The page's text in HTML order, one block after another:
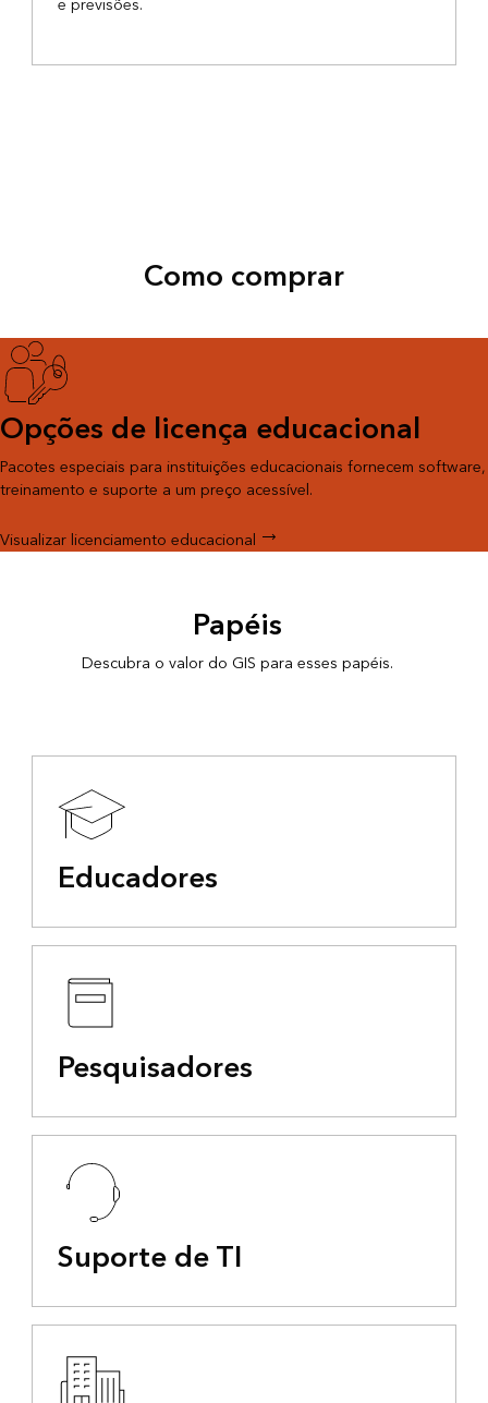
Como comprar
Opções de licença educacional
Pacotes especiais para instituições educacionais fornecem software,
treinamento e suporte a um preço acessível.
Visualizar licenciamento educacional
Papéis
Descubra o valor do GIS para esses papéis.
Educadores
Pesquisadores
Suporte de TI